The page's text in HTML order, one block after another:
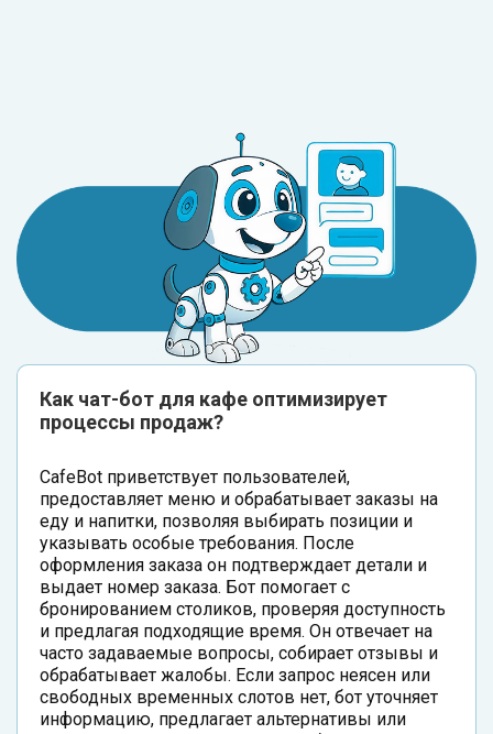
Как чат-бот для кафе оптимизирует
процессы продаж?
CafeBot приветствует пользователей,
предоставляет меню и обрабатывает заказы на
еду и напитки, позволяя выбирать позиции и
указывать особые требования. После
оформления заказа он подтверждает детали и
выдает номер заказа. Бот помогает с
бронированием столиков, проверяя доступность
и предлагая подходящие время. Он отвечает на
часто задаваемые вопросы, собирает отзывы и
обрабатывает жалобы. Если запрос неясен или
свободных временных слотов нет, бот уточняет
информацию, предлагает альтернативы или